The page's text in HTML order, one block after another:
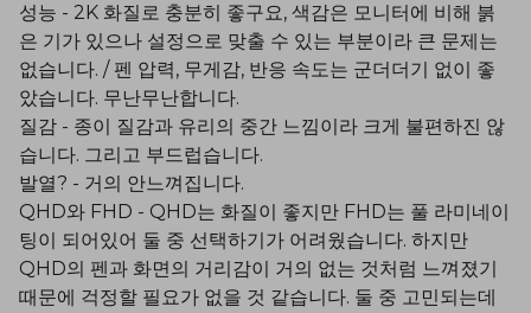
성능 - 2K 화질로 충분히 좋구요, 색감은 모니터에 비해 붉
은 기가 있으나 설정으로 맞출 수 있는 부분이라 큰 문제는
없습니다. / 펜 압력, 무게감, 반응 속도는 군더더기 없이 좋
았습니다. 무난무난합니다.
질감 - 종이 질감과 유리의 중간 느낌이라 크게 불편하진 않
습니다. 그리고 부드럽습니다.
발열? - 거의 안느껴집니다.
QHD와 FHD - QHD는 화질이 좋지만 FHD는 풀 라미네이
팅이 되어있어 둘 중 선택하기가 어려웠습니다. 하지만
QHD의 펜과 화면의 거리감이 거의 없는 것처럼 느껴졌기
때문에 걱정할 필요가 없을 것 같습니다. 둘 중 고민되는데